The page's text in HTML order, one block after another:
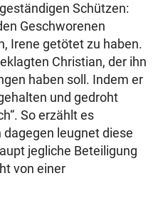
Schützen:
Geschworenen
Irene getötet zu haben.
Christian, der ihn
haben soll. Indem er
und gedroht
So erzählt es
leugnet diese
jegliche Beteiligung
von einer